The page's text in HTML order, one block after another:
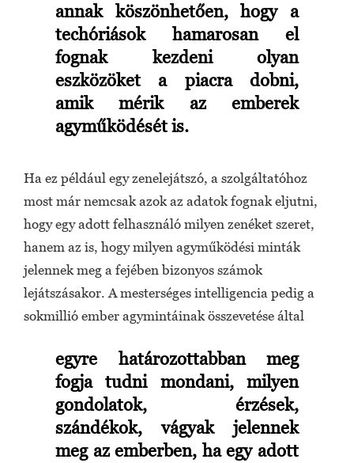
annak köszönhetően, hogy a
techóriások hamarosan el
fognak kezdeni olyan
eszközöket a piacra dobni,
amik mérik az emberek
agyműködését is.
Ha ez például egy zenelejátszó, a szolgáltatóhoz
most már nemcsak azok az adatok fognak eljutni,
hogy egy adott felhasználó milyen zenéket szeret,
hanem az is, hogy milyen agyműködési minták
jelennek meg a fejében bizonyos számok
lejátszásakor. A mesterséges intelligencia pedig a
sokmillió ember agymintáinak összevetése által
egyre határozottabban meg
fogja tudni mondani, milyen
gondolatok, érzések,
szándékok, vágyak jelennek
meg az emberben, ha egy adott